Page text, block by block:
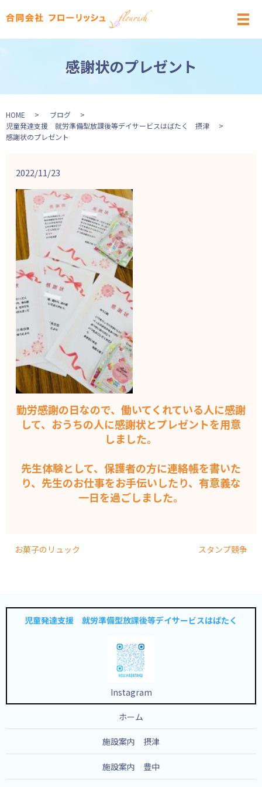
メ
感謝状のプレゼント
HOME
ブログ
児童発達支援 就労準備型放課後等デイサービスはばたく 摂津
感謝状のプレゼント
2022/11/23
勤労感謝の日なので、働いてくれている人に感謝
して、おうちの人に感謝状とプレゼントを用意
しました。
先生体験として、保護者の方に連絡帳を書いた
り、先生のお仕事をお手伝いしたり、有意義な
一日を過ごしました。
お菓子のリュック スタンプ競争
児童発達支援 就労準備型放課後等デイサービスはばたく
Instagram
ホーム
施設案内 摂津
施設案内 豊中